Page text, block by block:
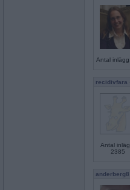
Antal
recidivfara
Antal
2385
anderberg8